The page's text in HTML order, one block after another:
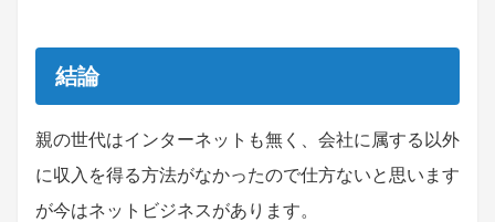
結論
親の世代はインターネットも無く、会社に属する以外
に収入を得る方法がなかったので仕方ないと思います
が今はネットビジネスがあります。